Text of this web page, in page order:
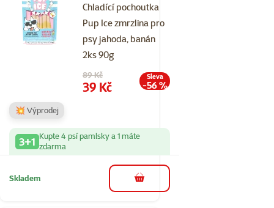
Chladící pochoutka
Pup Ice zmrzlina pro
psy jahoda, banán
2ks 90g
Původní cena
89 Kč
Cena
39 Kč
Sleva
-56 %
💥 Výprodej
3+1 Kupte 4 psí pamlsky a 1 máte
zdarma
Skladem do košíku